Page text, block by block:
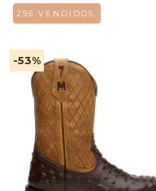
295 VENDIDOS.
-53%